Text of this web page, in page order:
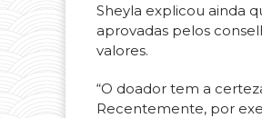
Sheyla explicou ainda
aprovadas pelos
valores.
“O doador tem a
Recentemente, por